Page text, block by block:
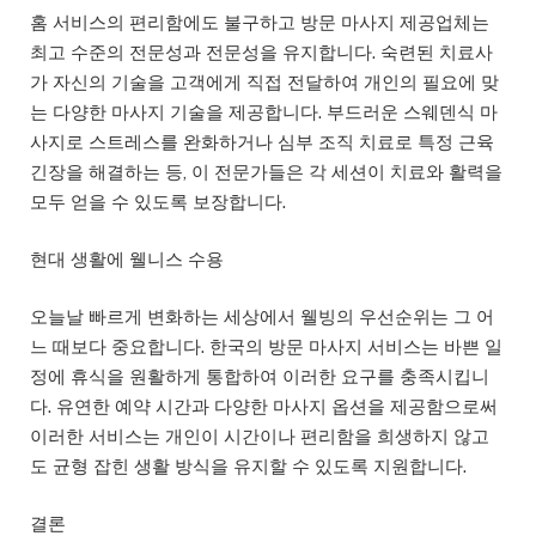
홈 서비스의 편리함에도 불구하고 방문 마사지 제공업체는
최고 수준의 전문성과 전문성을 유지합니다. 숙련된 치료사
가 자신의 기술을 고객에게 직접 전달하여 개인의 필요에 맞
는 다양한 마사지 기술을 제공합니다. 부드러운 스웨덴식 마
사지로 스트레스를 완화하거나 심부 조직 치료로 특정 근육
긴장을 해결하는 등, 이 전문가들은 각 세션이 치료와 활력을
모두 얻을 수 있도록 보장합니다.
현대 생활에 웰니스 수용
오늘날 빠르게 변화하는 세상에서 웰빙의 우선순위는 그 어
느 때보다 중요합니다. 한국의 방문 마사지 서비스는 바쁜 일
정에 휴식을 원활하게 통합하여 이러한 요구를 충족시킵니
다. 유연한 예약 시간과 다양한 마사지 옵션을 제공함으로써
이러한 서비스는 개인이 시간이나 편리함을 희생하지 않고
도 균형 잡힌 생활 방식을 유지할 수 있도록 지원합니다.
결론